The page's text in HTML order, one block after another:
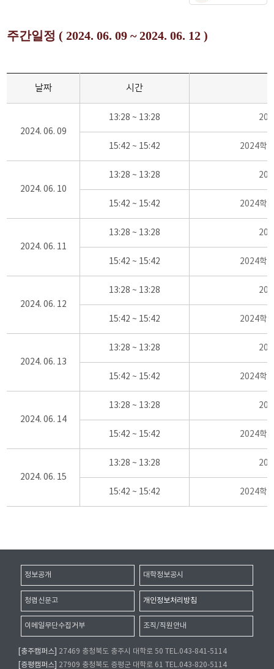
주간일정 ( 2024. 06. 09 ~ 2024. 06. 12 )
날짜 시간
2024. 06. 09
13:28 ~ 13:28
15:42 ~ 15:42 2024학
2024. 06. 10
13:28 ~ 13:28
15:42 ~ 15:42 2024학
2024. 06. 11
13:28 ~ 13:28
15:42 ~ 15:42 2024학
2024. 06. 12
13:28 ~ 13:28
15:42 ~ 15:42 2024학
2024. 06. 13
13:28 ~ 13:28
15:42 ~ 15:42 2024학
2024. 06. 14
13:28 ~ 13:28
15:42 ~ 15:42 2024학
2024. 06. 15
13:28 ~ 13:28
15:42 ~ 15:42 2024학
정보공개 대학정보공시
청렴신문고 개인정보처리방침
이메일무단수집거부 조직/직원안내
[충주캠퍼스]
27469 충청북도 충주시 대학로 50 TEL.043-841-5114
[증평캠퍼스]
27909 충청북도 증평군 대학로 61 TEL.043-820-5114